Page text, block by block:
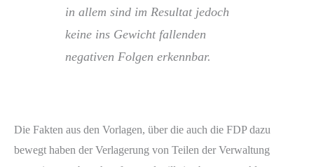
in allem sind im Resultat jedoch
keine ins Gewicht fallenden
negativen Folgen erkennbar.
Die Fakten aus den Vorlagen, über die auch die FDP dazu
bewegt haben der Verlagerung von Teilen der Verwaltung